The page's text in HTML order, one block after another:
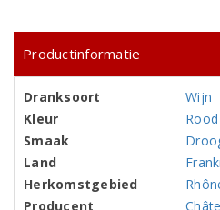
Productinformatie
Dranksoort
Wijn
Kleur
Rood
Smaak
Land
Herkomstgebied
Producent